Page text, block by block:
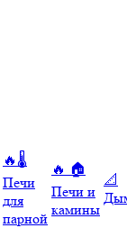
🔥🌡️
Печи
для
парной
🔥 🏠
Печи и
камины
📐